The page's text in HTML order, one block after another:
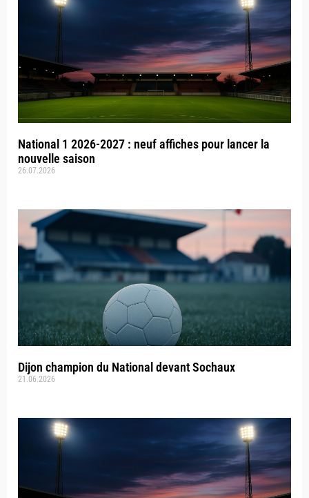
National 1 2026-2027 : neuf affiches pour lancer la
nouvelle saison
26.07.2026
Dijon champion du National devant Sochaux
21.06.2026